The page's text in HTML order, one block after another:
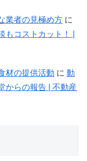
業者の見極め方 に
コストカット！ |
材の提供活動 に 動
からの報告 | 不動産